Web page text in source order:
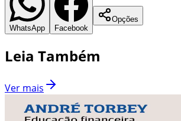
WhatsApp Facebook
Opções
Leia Também
Ver mais